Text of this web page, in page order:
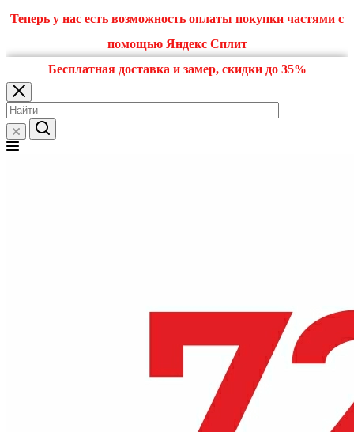
Теперь у нас есть возможность оплаты покупки частями с
помощью Яндекс Сплит
Бесплатная доставка и замер, скидки до 35%